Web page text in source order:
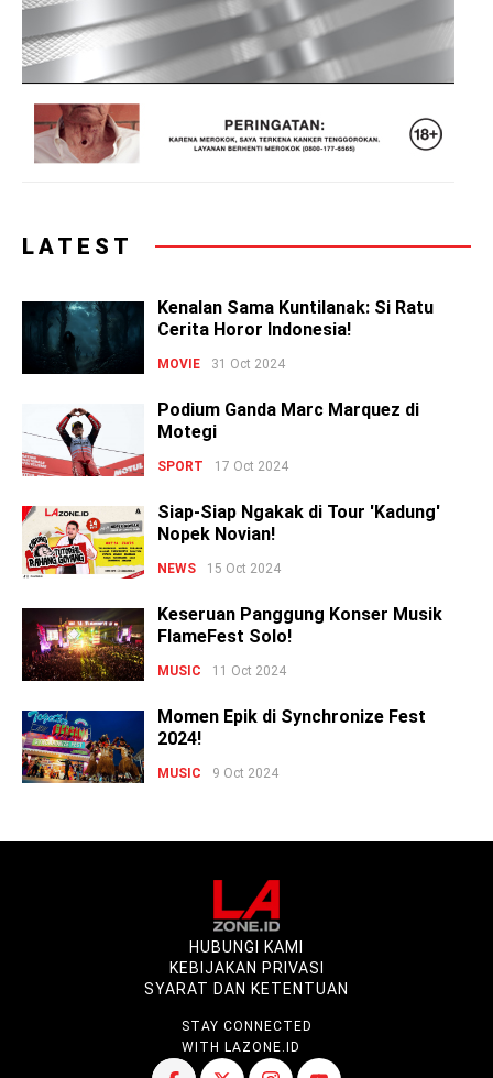
LATEST
Kenalan Sama Kuntilanak: Si Ratu
Cerita Horor Indonesia!
MOVIE 31 Oct 2024
Podium Ganda Marc Marquez di
Motegi
SPORT 17 Oct 2024
Siap-Siap Ngakak di Tour 'Kadung'
Nopek Novian!
NEWS 15 Oct 2024
Keseruan Panggung Konser Musik
FlameFest Solo!
MUSIC 11 Oct 2024
Momen Epik di Synchronize Fest
2024!
MUSIC 9 Oct 2024
HUBUNGI KAMI
KEBIJAKAN PRIVASI
SYARAT DAN KETENTUAN
STAY CONNECTED
WITH LAZONE.ID